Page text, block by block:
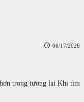
06/17/2026
trong tương lai Khi tìm